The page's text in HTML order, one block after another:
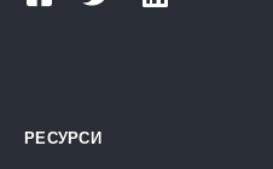
РЕСУРСИ